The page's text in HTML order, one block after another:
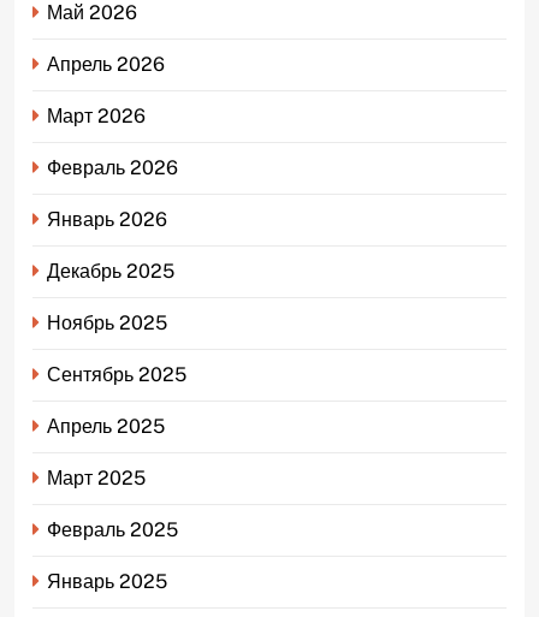
Май 2026
Апрель 2026
Март 2026
Февраль 2026
Январь 2026
Декабрь 2025
Ноябрь 2025
Сентябрь 2025
Апрель 2025
Март 2025
Февраль 2025
Январь 2025